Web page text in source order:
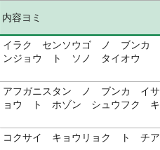
内容ヨミ
イラク センソウゴ ノ ブン
ンジョウ ト ソノ タイオウ
アフガニスタン ノ ブンカ イ
ョウ ト ホゾン シュウフク キ
コクサイ キョウリョク ト チ